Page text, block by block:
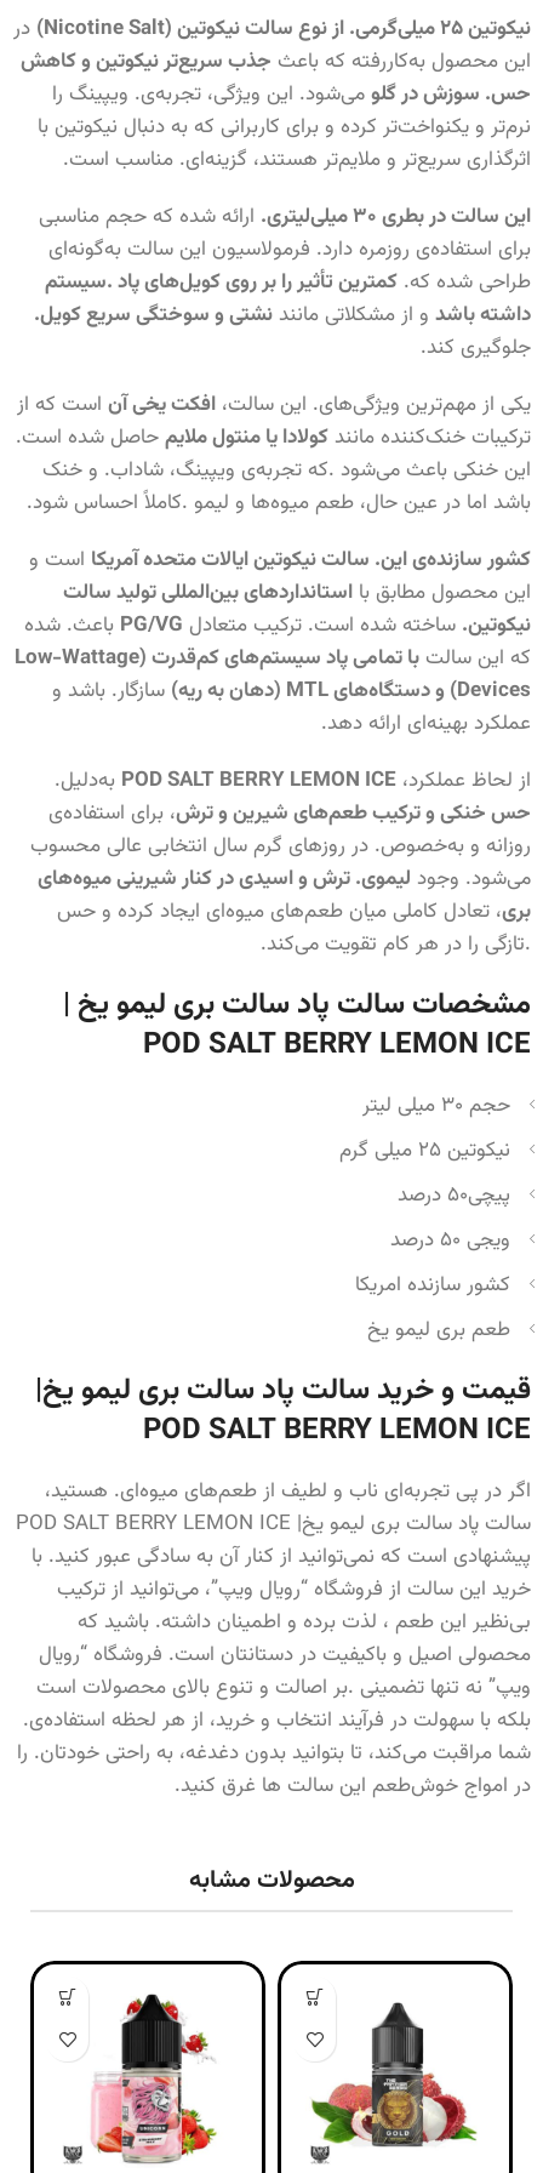
نیکوتین ۲۵ میلی‌گرمی. از نوع سالت نیکوتین (Nicotine Salt)
در
این محصول به‌کاررفته که باعث جذب سریع‌تر نیکوتین و کاهش
حس. سوزش در گلومی‌شود. این ویژگی، تجربه‌ی. ویپینگ را
نرم‌تر و یکنواخت‌تر کرده و برای کاربرانی که به دنبال نیکوتین با
اثرگذاری سریع‌تر و ملایم‌تر هستند، گزینه‌ای. مناسب است.
این سالت در بطری ۳۰ میلی‌لیتری.
ارائه شده که حجم مناسبی
برای استفاده‌ی روزمره دارد. فرمولاسیون این سالت به‌گونه‌ای
طراحی شده که. کمترین تأثیر را بر روی کویل‌های پاد .سیستم
داشته باشد و از مشکلاتی مانند نشتی و سوختگی سریع کویل.
جلوگیری کند.
یکی از مهم‌ترین ویژگی‌های. این سالت، افکت یخی آن است که از
ترکیبات خنک‌کننده مانند کولادا یا منتول ملایمحاصل شده است.
این خنکی باعث می‌شود .که تجربه‌ی ویپینگ، شاداب. و خنک
باشد اما در عین حال، طعم میوه‌ها و لیمو .کاملاً احساس شود.
کشور سازنده‌ی این. سالت نیکوتین ایالات متحده آمریکا است و
این محصول مطابق با استانداردهای بین‌المللی تولید سالت
نیکوتین. ساخته شده است. ترکیب متعادل PG/VG باعث. شده
که این سالت
با تمامی پاد سیستم‌های کم‌قدرت (Low-Wattage
Devices) و دستگاه‌های MTL (دهان به ریه)
سازگار. باشد و
عملکرد بهینه‌ای ارائه دهد.
از لحاظ عملکرد، POD SALT BERRY LEMON ICE به‌دلیل.
حس خنکی و ترکیب طعم‌های شیرین و ترش، برای استفاده‌ی
روزانه و به‌خصوص. در روزهای گرم سال انتخابی عالی محسوب
می‌شود. وجود لیموی. ترش و اسیدی در کنار شیرینی میوه‌های
بری، تعادل کاملی میان طعم‌های میوه‌ای ایجاد کرده و حس
.تازگی را در هر کام تقویت می‌کند.
مشخصات سالت پاد سالت بری لیمو یخ |
POD SALT BERRY LEMON ICE
حجم ۳۰ میلی لیتر
نیکوتین ۲۵ میلی گرم
پیچی۵۰ درصد
ویجی ۵۰ درصد
کشور سازنده امریکا
طعم بری لیمو یخ
قیمت و خرید سالت پاد سالت بری لیمو یخ|
POD SALT BERRY LEMON ICE
اگر در پی تجربه‌ای ناب و لطیف از طعم‌های میوه‌ای. هستید،
سالت پاد سالت بری لیمو یخ| POD SALT BERRY LEMON ICE
پیشنهادی است که نمی‌توانید از کنار آن به سادگی عبور کنید. با
خرید این سالت از فروشگاه “رویال ویپ”، می‌توانید از ترکیب
بی‌نظیر این طعم ، لذت برده و اطمینان داشته. باشید که
محصولی اصیل و باکیفیت‌ در دستانتان است. فروشگاه “رویال
ویپ” نه تنها تضمینی .بر اصالت و تنوع بالای محصولات است
بلکه با سهولت در فرآیند انتخاب و خرید، از هر لحظه استفاده‌ی.
شما مراقبت می‌کند، تا بتوانید بدون دغدغه، به راحتی خودتان. را
در امواج خوش‌طعم این سالت ها غرق کنید.
محصولات مشابه